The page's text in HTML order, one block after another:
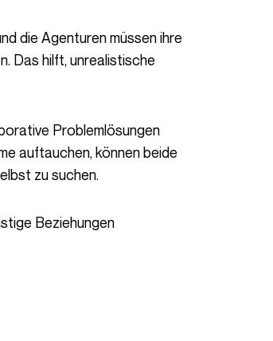
Das hilft, unrealistische
auftauchen, können beide
zu suchen.